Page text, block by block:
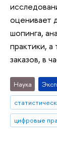
оценивает
шопинга,
практики,
заказов, в
Наука
цифровые